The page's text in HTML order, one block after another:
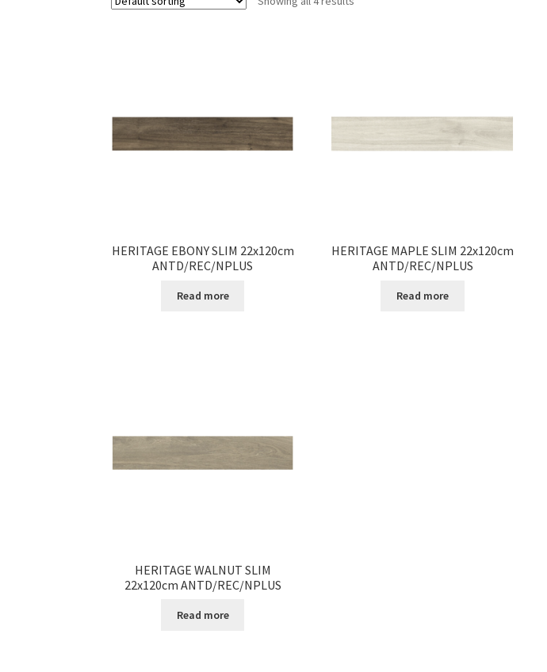
HERITAGE EBONY SLIM 22x120cm
ANTD/REC/NPLUS
Read more
HERITAGE MAPLE SLIM 22x120cm
ANTD/REC/NPLUS
Read more
HERITAGE WALNUT SLIM
22x120cm ANTD/REC/NPLUS
Read more